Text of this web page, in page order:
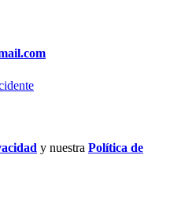
y nuestra Política de